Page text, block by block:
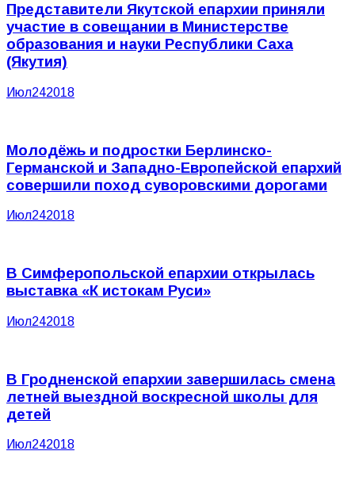
Представители Якутской епархии приняли
участие в совещании в Министерстве
образования и науки Республики Саха
(Якутия)
Июл242018
Молодёжь и подростки Берлинско-
Германской и Западно-Европейской епархий
совершили поход суворовскими дорогами
Июл242018
В Симферопольской епархии открылась
выставка «К истокам Руси»
Июл242018
В Гродненской епархии завершилась смена
летней выездной воскресной школы для
детей
Июл242018